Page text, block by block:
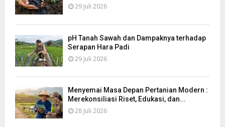
29 Juli 2026
pH Tanah Sawah dan Dampaknya terhadap
Serapan Hara Padi
29 Juli 2026
Menyemai Masa Depan Pertanian Modern :
Merekonsiliasi Riset, Edukasi, dan...
28 Juli 2026